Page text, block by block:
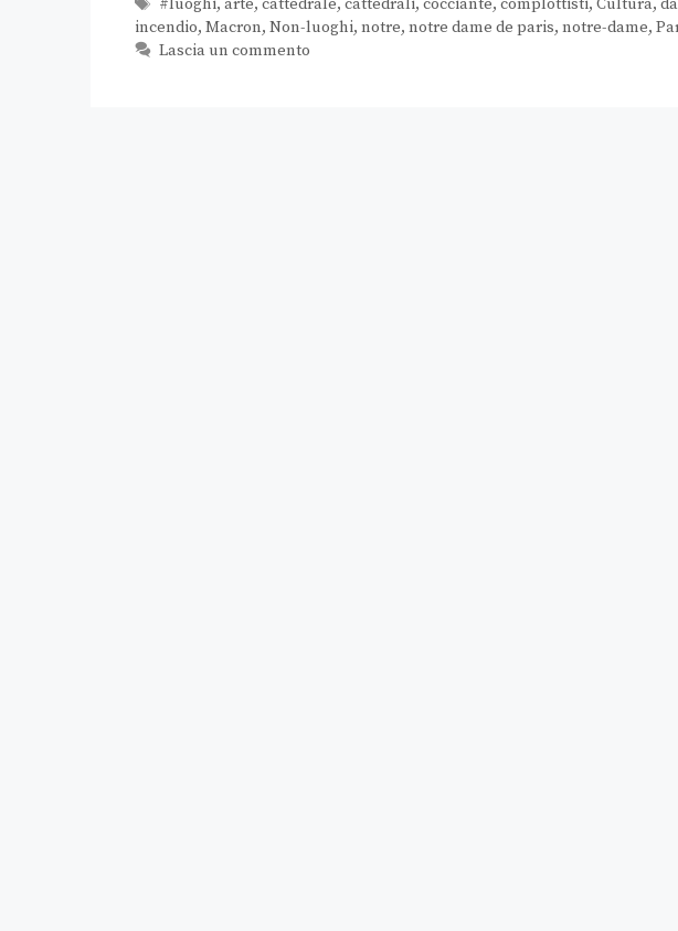
#luoghi, arte, cattedrale, cattedrali, cocciante, complottisti, Cultura,
incendio, Macron, Non-luoghi, notre, notre dame de paris, notre-dame,
Lascia un commento